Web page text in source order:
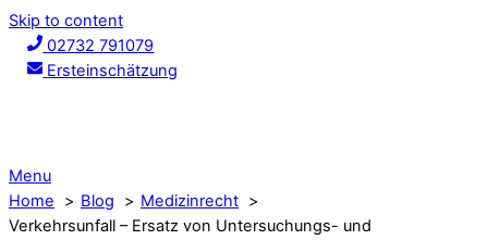
Skip to content
02732 791079
Ersteinschätzung
Menu
Home
Blog
Medizinrecht
Verkehrsunfall – Ersatz von Untersuchungs- und